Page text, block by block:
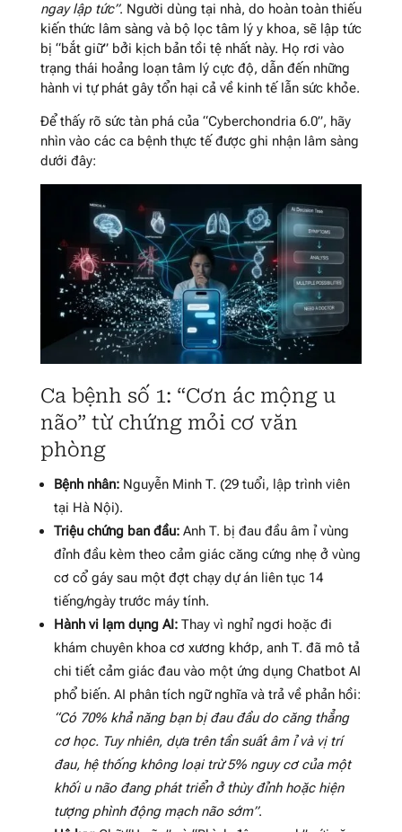
ngay lập tức”. Người dùng tại nhà, do hoàn toàn thiếu
kiến thức lâm sàng và bộ lọc tâm lý y khoa, sẽ lập tức
bị “bắt giữ” bởi kịch bản tồi tệ nhất này. Họ rơi vào
trạng thái hoảng loạn tâm lý cực độ, dẫn đến những
hành vi tự phát gây tổn hại cả về kinh tế lẫn sức khỏe.
Để thấy rõ sức tàn phá của “Cyberchondria 6.0”, hãy
nhìn vào các ca bệnh thực tế được ghi nhận lâm sàng
dưới đây:
Ca bệnh số 1: “Cơn ác mộng u
não” từ chứng mỏi cơ văn
phòng
Bệnh nhân:Nguyễn Minh T. (29 tuổi, lập trình viên
tại Hà Nội).
Triệu chứng ban đầu:Anh T. bị đau đầu âm ỉ vùng
đỉnh đầu kèm theo cảm giác căng cứng nhẹ ở vùng
cơ cổ gáy sau một đợt chạy dự án liên tục 14
tiếng/ngày trước máy tính.
Hành vi lạm dụng AI:Thay vì nghỉ ngơi hoặc đi
khám chuyên khoa cơ xương khớp, anh T. đã mô tả
chi tiết cảm giác đau vào một ứng dụng Chatbot AI
phổ biến. AI phân tích ngữ nghĩa và trả về phản hồi:
“Có 70% khả năng bạn bị đau đầu do căng thẳng
cơ học. Tuy nhiên, dựa trên tần suất âm ỉ và vị trí
đau, hệ thống không loại trừ 5% nguy cơ của một
khối u não đang phát triển ở thùy đỉnh hoặc hiện
tượng phình động mạch não sớm”.